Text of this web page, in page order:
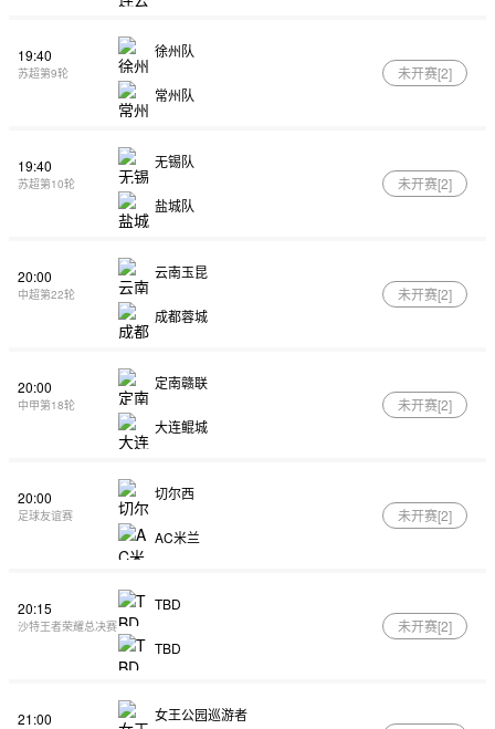
19:40
苏超第9轮
徐州队
常州队
未开赛[2]
19:40
苏超第10轮
无锡队
盐城队
未开赛[2]
20:00
中超第22轮
云南玉昆
成都蓉城
未开赛[2]
20:00
中甲第18轮
定南赣联
大连鲲城
未开赛[2]
20:00
足球友谊赛
切尔西
AC米兰
未开赛[2]
20:15
沙特王者荣耀总决赛
TBD
TBD
未开赛[2]
21:00
女王公园巡游者